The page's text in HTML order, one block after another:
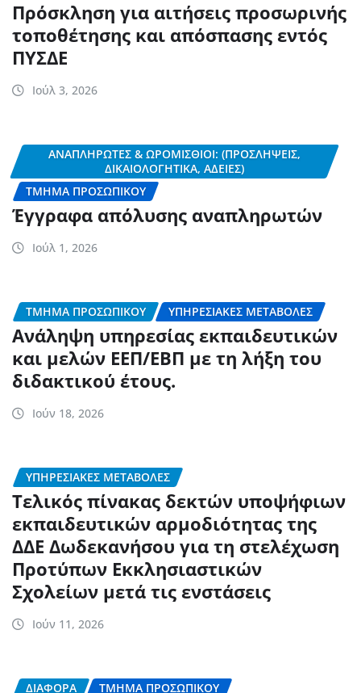
Πρόσκληση για αιτήσεις προσωρινής
τοποθέτησης και απόσπασης εντός
ΠΥΣΔΕ
Ιούλ 3, 2026
ΑΝΑΠΛΗΡΩΤΈΣ & ΩΡΟΜΊΣΘΙΟΙ: (ΠΡΟΣΛΉΨΕΙΣ,
ΔΙΚΑΙΟΛΟΓΗΤΙΚΆ, ΆΔΕΙΕΣ)
ΤΜΉΜΑ ΠΡΟΣΩΠΙΚΟΎ
Έγγραφα απόλυσης αναπληρωτών
Ιούλ 1, 2026
ΤΜΉΜΑ ΠΡΟΣΩΠΙΚΟΎ ΥΠΗΡΕΣΙΑΚΈΣ ΜΕΤΑΒΟΛΈΣ
Ανάληψη υπηρεσίας εκπαιδευτικών
και μελών ΕΕΠ/ΕΒΠ με τη λήξη του
διδακτικού έτους.
Ιούν 18, 2026
ΥΠΗΡΕΣΙΑΚΈΣ ΜΕΤΑΒΟΛΈΣ
Τελικός πίνακας δεκτών υποψήφιων
εκπαιδευτικών αρμοδιότητας της
ΔΔΕ Δωδεκανήσου για τη στελέχωση
Προτύπων Εκκλησιαστικών
Σχολείων μετά τις ενστάσεις
Ιούν 11, 2026
ΔΙΆΦΟΡΑ
ΤΜΉΜΑ ΠΡΟΣΩΠΙΚΟΎ